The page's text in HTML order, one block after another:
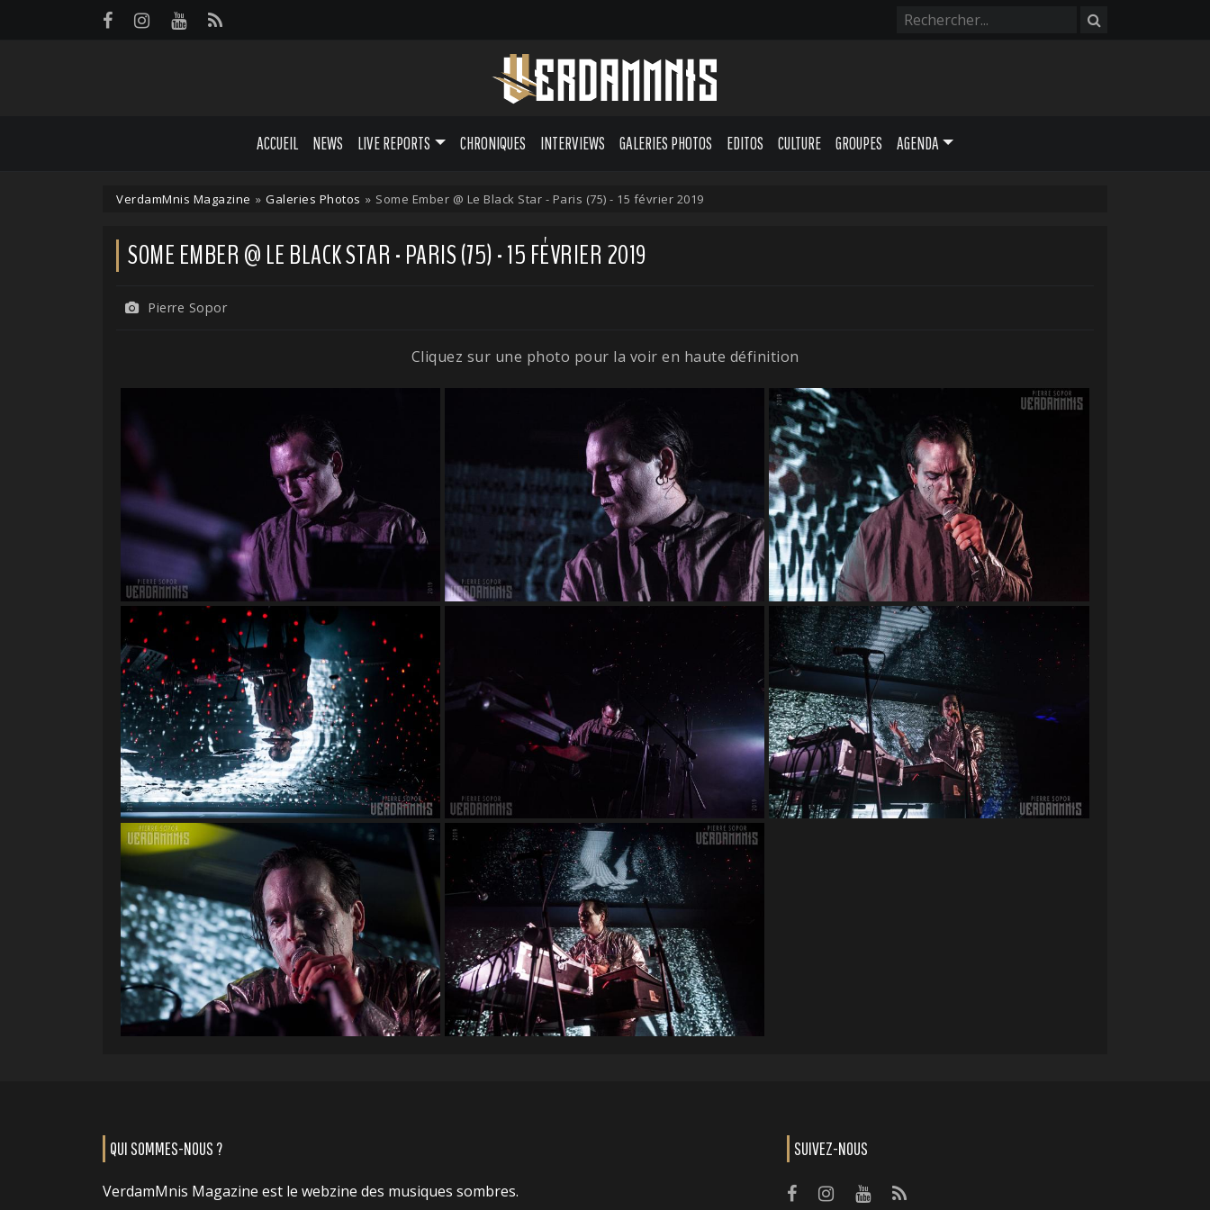
ACCUEIL NEWS LIVE REPORTS CHRONIQUES INTERVIEWS GALERIES PHOTOS EDITOS CULTURE GROUPES AGENDA
VerdamMnis Magazine » Galeries Photos » Some Ember @ Le Black Star - Paris (75) - 15 février 2019
SOME EMBER @ LE BLACK STAR - PARIS (75) - 15 FÉVRIER 2019
Pierre Sopor
Cliquez sur une photo pour la voir en haute définition
QUI SOMMES-NOUS ?
VerdamMnis Magazine est le webzine des musiques sombres.
SUIVEZ-NOUS
Panneau de gestion des cookies